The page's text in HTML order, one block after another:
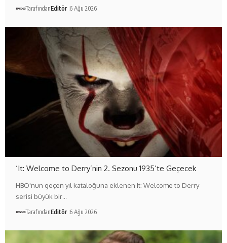
TarafındanEditör 6 Ağu 2026
‘It: Welcome to Derry’nin 2. Sezonu 1935’te Geçecek
HBO'nun geçen yıl kataloğuna eklenen It: Welcome to Derry
serisi büyük bir…
TarafındanEditör 6 Ağu 2026